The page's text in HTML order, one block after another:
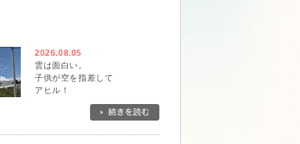
2026.08.05
雲は面白い。
子供が空を指差して
アヒル！
確かにそんな形です。